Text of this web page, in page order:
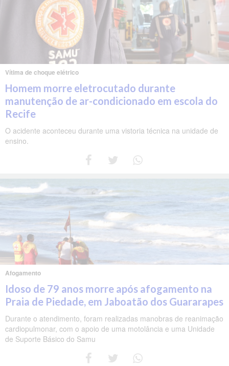
Vítima de choque elétrico
Homem morre eletrocutado durante
manutenção de ar-condicionado em escola do
Recife
O acidente aconteceu durante uma vistoria técnica na unidade de
ensino.
Afogamento
Idoso de 79 anos morre após afogamento na
Praia de Piedade, em Jaboatão dos Guararapes
Durante o atendimento, foram realizadas manobras de reanimação
cardiopulmonar, com o apoio de uma motolância e uma Unidade
de Suporte Básico do Samu